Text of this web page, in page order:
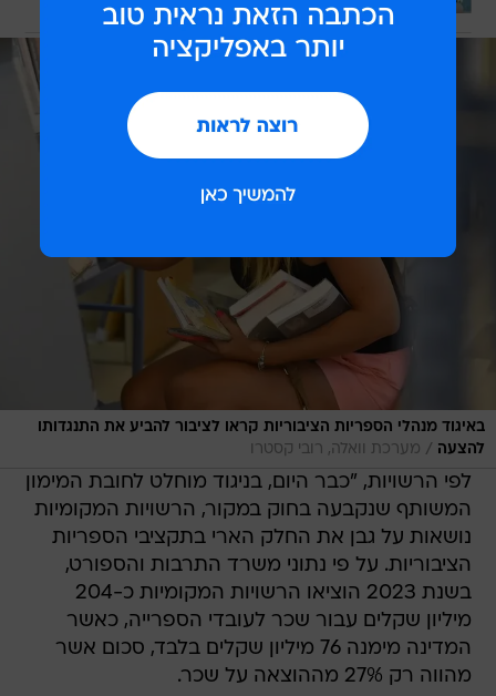
באיגוד מנהלי הספריות הציבוריות קראו לציבור להביע את התנגדותו
להצעה / מערכת וואלה, רובי קסטרו
לפי הרשויות, "כבר היום, בניגוד מוחלט לחובת המימון
המשותף שנקבעה בחוק במקור, הרשויות המקומיות
נושאות על גבן את החלק הארי בתקציבי הספריות
הציבוריות. על פי נתוני משרד התרבות והספורט,
בשנת 2023 הוציאו הרשויות המקומיות כ-204
מיליון שקלים עבור שכר לעובדי הספרייה, כאשר
המדינה מימנה 76 מיליון שקלים בלבד, סכום אשר
מהווה רק 27% מההוצאה על שכר.